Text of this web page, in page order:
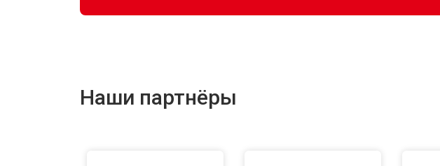
Наши партнёры